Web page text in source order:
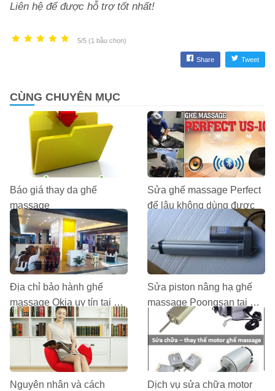
Liên hệ để được hỗ trợ tốt nhất!
5/5 (1 bầu chọn)
Share Tweet
CÙNG CHUYÊN MỤC
Báo giá thay da ghế
massage
Sửa ghế massage Perfect
để lâu không dùng được
Địa chỉ bảo hành ghế
massage Okia uy tín tại Hà
Nội
Sửa piston nâng hạ ghế
massage Poongsan tại Hà
Nguyên nhân và cách
Dịch vụ sửa chữa motor